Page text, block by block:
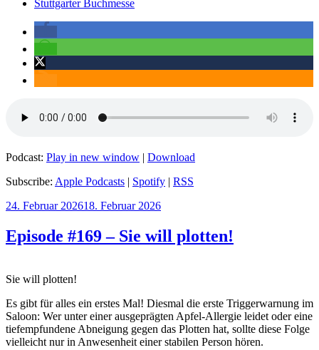
Stuttgarter Buchmesse
Podcast: Play in new window | Download
Subscribe: Apple Podcasts | Spotify | RSS
Veröffentlicht
24. Februar 202618. Februar 2026
Episode #169 – Sie will plotten!
Sie will plotten!
Es gibt für alles ein erstes Mal! Diesmal die erste Triggerwarnung im
Saloon: Wer unter einer ausgeprägten Apfel-Allergie leidet oder eine
tiefempfundene Abneigung gegen das Plotten hat, sollte diese Folge
vielleicht nur in Anwesenheit einer stabilen Person hören.